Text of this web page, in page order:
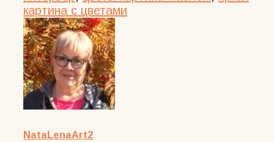
картина с цветами
NataLenaArt2